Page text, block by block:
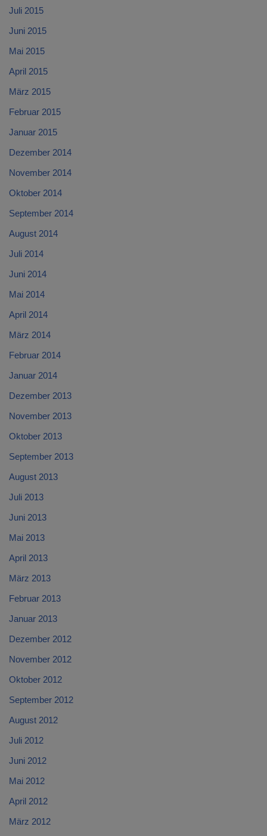
Juli 2015
Juni 2015
Mai 2015
April 2015
März 2015
Februar 2015
Januar 2015
Dezember 2014
November 2014
Oktober 2014
September 2014
August 2014
Juli 2014
Juni 2014
Mai 2014
April 2014
März 2014
Februar 2014
Januar 2014
Dezember 2013
November 2013
Oktober 2013
September 2013
August 2013
Juli 2013
Juni 2013
Mai 2013
April 2013
März 2013
Februar 2013
Januar 2013
Dezember 2012
November 2012
Oktober 2012
September 2012
August 2012
Juli 2012
Juni 2012
Mai 2012
April 2012
März 2012